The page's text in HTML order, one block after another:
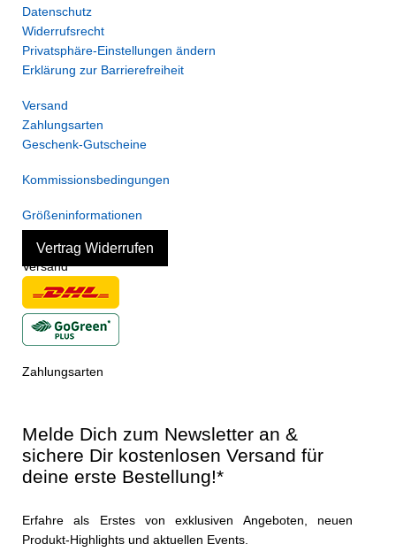
Datenschutz
Widerrufsrecht
Privatsphäre-Einstellungen ändern
Erklärung zur Barrierefreiheit
Versand
Zahlungsarten
Geschenk-Gutscheine
Kommissionsbedingungen
Größeninformationen
Vertrag Widerrufen
Versand
Zahlungsarten
Melde Dich zum Newsletter an &
sichere Dir kostenlosen Versand für
deine erste Bestellung!*
Erfahre als Erstes von exklusiven Angeboten, neuen
Produkt-Highlights und aktuellen Events.